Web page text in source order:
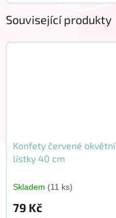
Související produkty
Konfety červené okvětní
lístky 40 cm
Skladem (11 ks)
79 Kč